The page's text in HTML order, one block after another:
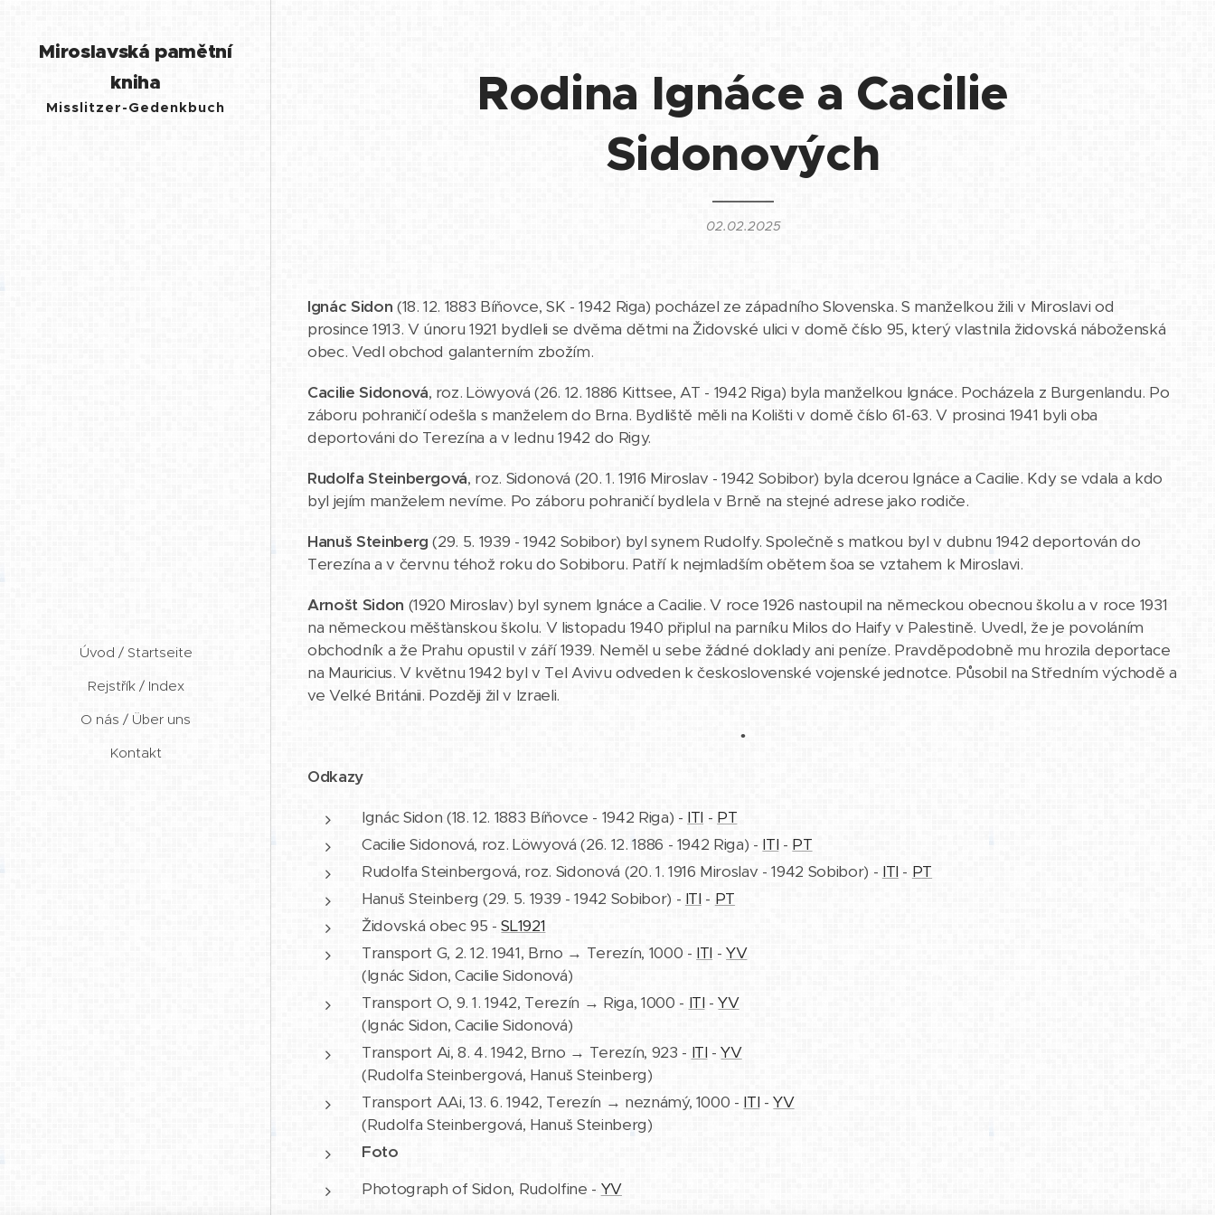
Miroslavská pamětní
kniha
Misslitzer-Gedenkbuch
Úvod / Startseite
Rejstřík / Index
O nás / Über uns
Kontakt
Rodina Ignáce a Cacilie
Sidonových
02.02.2025
Ignác Sidon (18. 12. 1883 Bíňovce, SK - 1942 Riga) pocházel ze západního Slovenska. S manželkou žili v Miroslavi od
prosince 1913. V únoru 1921 bydleli se dvěma dětmi na Židovské ulici v domě číslo 95, který vlastnila židovská náboženská
obec. Vedl obchod galanterním zbožím.
Cacilie Sidonová, roz. Löwyová (26. 12. 1886 Kittsee, AT - 1942 Riga) byla manželkou Ignáce. Pocházela z Burgenlandu. Po
záboru pohraničí odešla s manželem do Brna. Bydliště měli na Kolišti v domě číslo 61-63. V prosinci 1941 byli oba
deportováni do Terezína a v lednu 1942 do Rigy.
Rudolfa Steinbergová, roz. Sidonová (20. 1. 1916 Miroslav - 1942 Sobibor) byla dcerou Ignáce a Cacilie. Kdy se vdala a kdo
byl jejím manželem nevíme. Po záboru pohraničí bydlela v Brně na stejné adrese jako rodiče.
Hanuš Steinberg (29. 5. 1939 - 1942 Sobibor) byl synem Rudolfy. Společně s matkou byl v dubnu 1942 deportován do
Terezína a v červnu téhož roku do Sobiboru. Patří k nejmladším obětem šoa se vztahem k Miroslavi.
Arnošt Sidon (1920 Miroslav) byl synem Ignáce a Cacilie. V roce 1926 nastoupil na německou obecnou školu a v roce 1931
na německou měšťanskou školu. V listopadu 1940 připlul na parníku Milos do Haify v Palestině. Uvedl, že je povoláním
obchodník a že Prahu opustil v září 1939. Neměl u sebe žádné doklady ani peníze. Pravděpodobně mu hrozila deportace
na Mauricius. V květnu 1942 byl v Tel Avivu odveden k československé vojenské jednotce. Působil na Středním východě a
ve Velké Británii. Později žil v Izraeli.
•
Odkazy
Ignác Sidon (18. 12. 1883 Bíňovce - 1942 Riga) - ITI - PT
Cacilie Sidonová, roz. Löwyová (26. 12. 1886 - 1942 Riga) - ITI- PT
Rudolfa Steinbergová, roz. Sidonová (20. 1. 1916 Miroslav - 1942 Sobibor) - ITI - PT
Hanuš Steinberg (29. 5. 1939 - 1942 Sobibor) - ITI- PT
Židovská obec 95 -SL1921
Transport G, 2. 12. 1941, Brno → Terezín, 1000 - ITI -YV
(Ignác Sidon, Cacilie Sidonová)
Transport O, 9. 1. 1942, Terezín → Riga, 1000 - ITI-YV
(Ignác Sidon, Cacilie Sidonová)
Transport Ai, 8. 4. 1942, Brno → Terezín, 923 - ITI-YV
(Rudolfa Steinbergová, Hanuš Steinberg)
Transport AAi, 13. 6. 1942, Terezín → neznámý, 1000 - ITI -YV
(Rudolfa Steinbergová, Hanuš Steinberg)
Foto
Photograph of Sidon, Rudolfine - YV